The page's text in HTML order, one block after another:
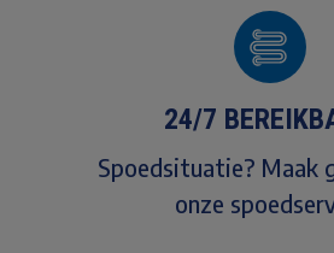
24/7
Spoedsituatie? Maak
onze